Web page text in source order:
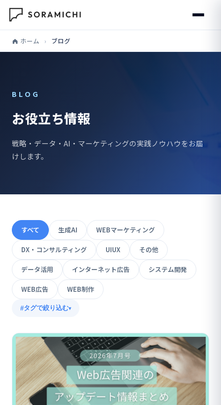
ホーム › ブログ
BLOG
お役立ち情報
戦略・データ・AI・マーケティングの実践ノウハウをお届
けします。
すべて 生成AI WEBマーケティング
DX・コンサルティング UIUX その他
データ活用 インターネット広告 システム開発
WEB広告 WEB制作
タグで絞り込む▾